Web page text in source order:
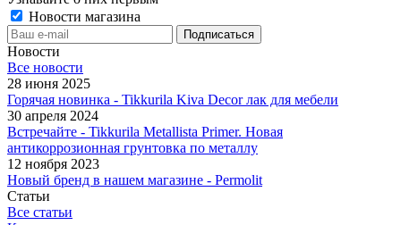
Новости магазина
Новости
Все новости
28 июня 2025
Горячая новинка - Tikkurila Kiva Decor лак для мебели
30 апреля 2024
Встречайте - Tikkurila Metallista Primer. Новая
антикоррозионная грунтовка по металлу
12 ноября 2023
Новый бренд в нашем магазине - Permolit
Статьи
Все статьи